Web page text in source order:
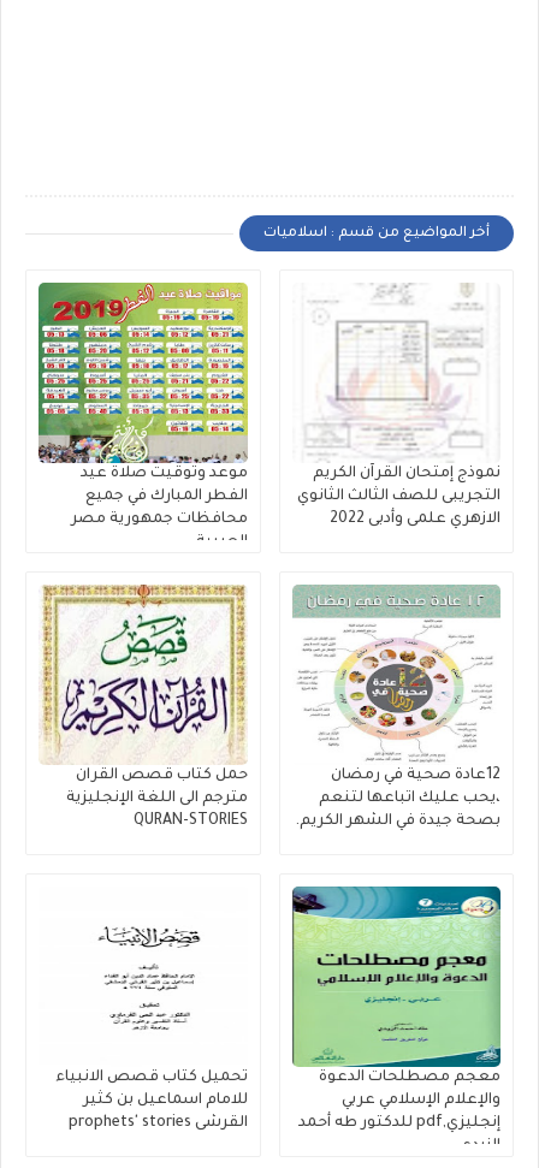
أخر المواضيع من قسم : اسلاميات
نموذج إمتحان القرآن الكريم
التجريبى للصف الثالث الثانوي
الازهري علمى وأدبى 2022
موعد وتوقيت صلاة عيد
الفطر المبارك في جميع
محافظات جمهورية مصر
العربية
12عادة صحية في رمضان
،يحب عليك اتباعها لتنعم
بصحة جيدة في الشهر الكريم.
حمل كتاب قصص القران
مترجم الى اللغة الإنجليزية
QURAN-STORIES
معجم مصطلحات الدعوة
والإعلام الإسلامي عربي
إنجليزي,pdf للدكتور طه أحمد
الزيدي
تحميل كتاب قصص الانبياء
للامام اسماعيل بن كثير
القرشى prophets' stories